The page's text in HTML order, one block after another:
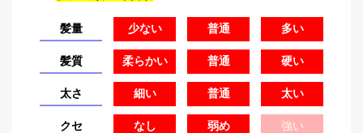
髪量 少ない 普通 多い
髪質 柔らかい 普通 硬い
太さ 細い 普通 太い
クセ なし 弱め 強い